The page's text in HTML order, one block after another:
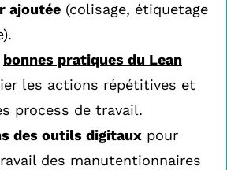
ajoutée (colisage, étiquetage
bonnes pratiques du Lean
les actions répétitives et
process de travail.
des outils digitaux pour
des manutentionnaires